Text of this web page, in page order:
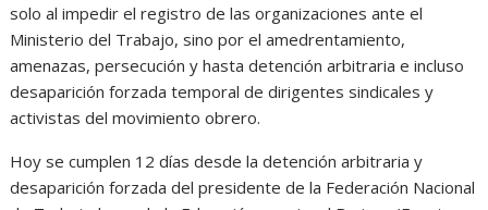
solo al impedir el registro de las organizaciones ante el
Ministerio del Trabajo, sino por el amedrentamiento,
amenazas, persecución y hasta detención arbitraria e incluso
desaparición forzada temporal de dirigentes sindicales y
activistas del movimiento obrero.
Hoy se cumplen 12 días desde la detención arbitraria y
desaparición forzada del presidente de la Federación Nacional